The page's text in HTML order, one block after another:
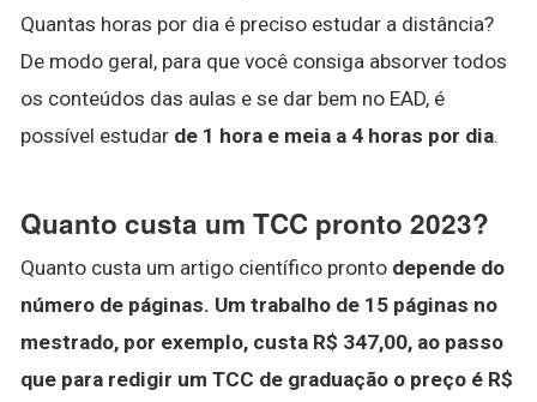
Quantas horas por dia é preciso estudar a distância?
De modo geral, para que você consiga absorver todos
os conteúdos das aulas e se dar bem no EAD, é
possível estudar de 1 hora e meia a 4 horas por dia.
Quanto custa um TCC pronto 2023?
Quanto custa um artigo científico pronto depende do
número de páginas. Um trabalho de 15 páginas no
mestrado, por exemplo, custa R$ 347,00, ao passo
que para redigir um TCC de graduação o preço é R$